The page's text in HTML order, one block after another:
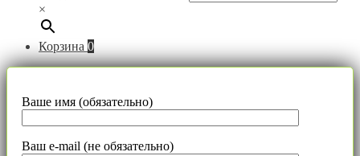
×
Корзина 0
Ваше имя (обязательно)
Ваш e-mail (не обязательно)